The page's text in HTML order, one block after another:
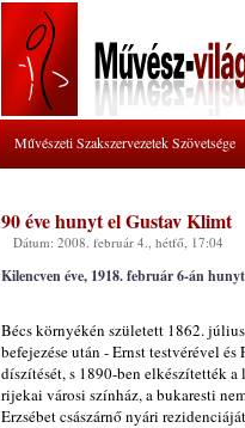
Művészeti Szakszervezetek Szövetsége
90 éve hunyt el Gustav Klimt
Dátum: 2008. február 4., hétfő, 17:04
Kilencven éve, 1918. február 6-án
Bécs környékén született 1862.
befejezése után - Ernst testvérével
díszítését, s 1890-ben elkészítették
rijekai városi színház, a bukaresti
Erzsébet császárnő nyári